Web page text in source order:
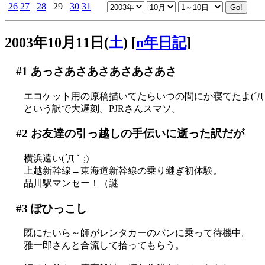
26 27 28 29 30 31
2003年10月11日(土) [n年日記]
#1 あっさあさあさあさあさあさ
エコケット用の原稿描いてたらいつの間にか寝てたよ(´Д
という訳で大遅刻。PJRさんスマソ。
#2 お友達の引っ越しの手伝いに逝った訳だが
横浜遠い(´Д｀;)
上越新幹線→東海道新幹線の乗り継ぎ初体験。
品川駅マンセー！（謎
#3 ぽひっこし
既にたいら～師がレンタカーのバンに乗って待機中。
雅一郎さんと合流して拾ってもらう。